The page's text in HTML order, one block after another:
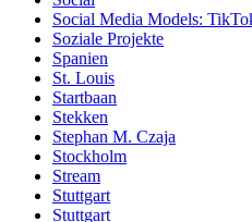
Social Media Models:
Soziale Projekte
Spanien
St. Louis
Startbaan
Stekken
Stephan M. Czaja
Stockholm
Stream
Stuttgart
Stuttgart